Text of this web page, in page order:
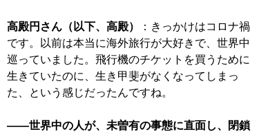
高殿円さん（以下、高殿）
：きっかけはコロナ禍
です。以前は本当に海外旅行が大好きで、世界中
巡っていました。飛行機のチケットを買うために
生きていたのに、生き甲斐がなくなってしまっ
た、という感じだったんですね。
――世界中の人が、未曽有の事態に直面し、閉鎖